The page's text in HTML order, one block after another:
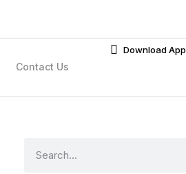
Contact Us
Download App